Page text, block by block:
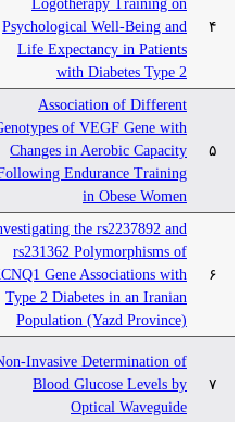
Logotherapy Training on
Psychological Well-Being and
Life Expectancy in Patients
with Diabetes Type 2
Association of Different
Genotypes of VEGF Gene with
Changes in Aerobic Capacity
Following Endurance Training
in Obese Women
Investigating the rs2237892 and
rs231362 Polymorphisms of
KCNQ1 Gene Associations with
Type 2 Diabetes in an Iranian
Population (Yazd Province)
Non-Invasive Determination of
Blood Glucose Levels by
Optical Waveguide